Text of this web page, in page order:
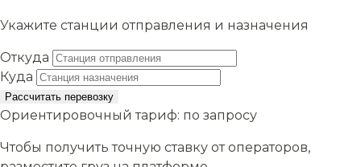
Укажите станции отправления и назначения
Откуда
Куда
Рассчитать перевозку
Ориентировочный тариф: по запросу
Чтобы получить точную ставку от операторов,